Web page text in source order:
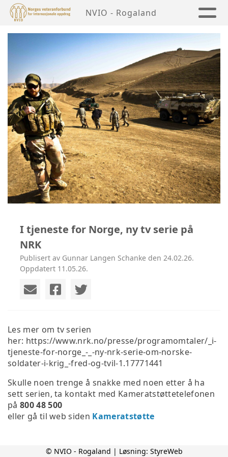
NVIO - Rogaland
I tjeneste for Norge, ny tv serie på
NRK
Publisert av Gunnar Langen Schanke den 24.02.26.
Oppdatert 11.05.26.
Les mer om tv serien
her: https://www.nrk.no/presse/programomtaler/_i-
tjeneste-for-norge_-_-ny-nrk-serie-om-norske-
soldater-i-krig_-fred-og-tvil-1.17771441
Skulle noen trenge å snakke med noen etter å ha
sett serien, ta kontakt med Kameratstøttetelefonen
på 800 48 500
eller gå til web siden Kameratstøtte
© NVIO - Rogaland | Løsning: StyreWeb